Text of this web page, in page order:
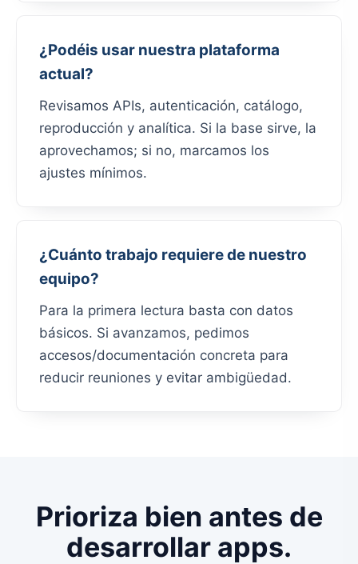
¿Podéis usar nuestra plataforma
actual?
Revisamos APIs, autenticación, catálogo,
reproducción y analítica. Si la base sirve, la
aprovechamos; si no, marcamos los
ajustes mínimos.
¿Cuánto trabajo requiere de nuestro
equipo?
Para la primera lectura basta con datos
básicos. Si avanzamos, pedimos
accesos/documentación concreta para
reducir reuniones y evitar ambigüedad.
Prioriza bien antes de
desarrollar apps.